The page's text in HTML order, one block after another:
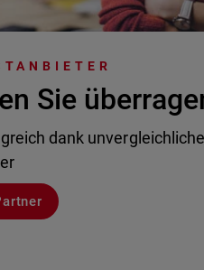
Sie
dank